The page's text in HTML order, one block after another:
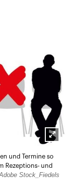
öffnen
und Termine so
Rezeptions- und
Stock_Fiedels